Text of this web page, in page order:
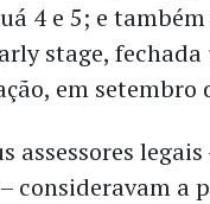
4 e 5; e
stage,
em setembro
assessores
consideravam a